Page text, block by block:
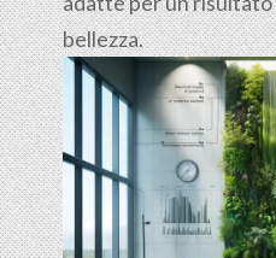
bellezza.